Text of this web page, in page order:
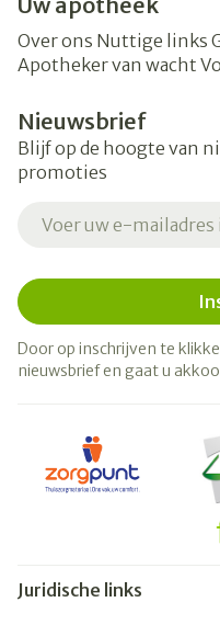
Over ons Nuttige links
Apotheker van wacht
Nieuwsbrief
Blijf op de hoogte van
promoties
Door op inschrijven te
nieuwsbrief en gaat u
Juridische links